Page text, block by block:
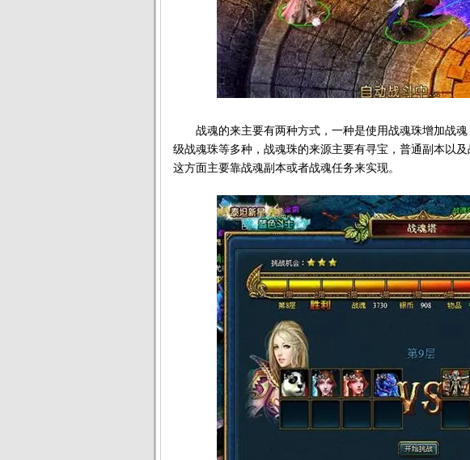
战魂的来主要有两种方式，一种是使用战魂珠增加战魂
级战魂珠等多种，战魂珠的来源主要有寻宝，普通副本以
这方面主要靠战魂副本或者战魂任务来实现。